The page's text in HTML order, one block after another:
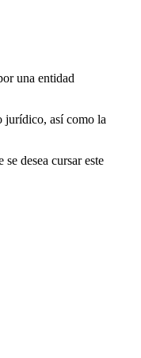
una entidad
jurídico, así como la
desea cursar este